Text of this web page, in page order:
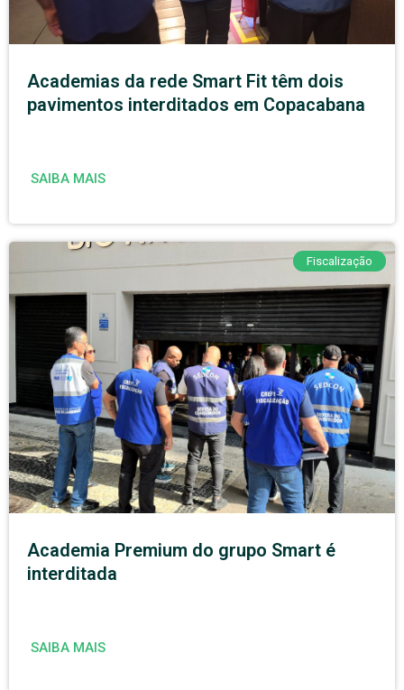
Academias da rede Smart Fit têm dois
pavimentos interditados em Copacabana
SAIBA MAIS
Fiscalização
Academia Premium do grupo Smart é
interditada
SAIBA MAIS